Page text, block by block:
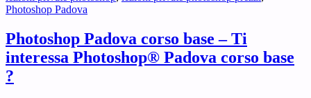
Photoshop Padova
Photoshop Padova corso base – Ti
interessa Photoshop® Padova corso base
?